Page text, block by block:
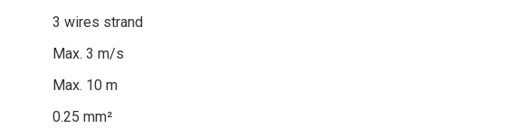
3 wires strand
Max. 3 m/s
Max. 10 m
0.25 mm²